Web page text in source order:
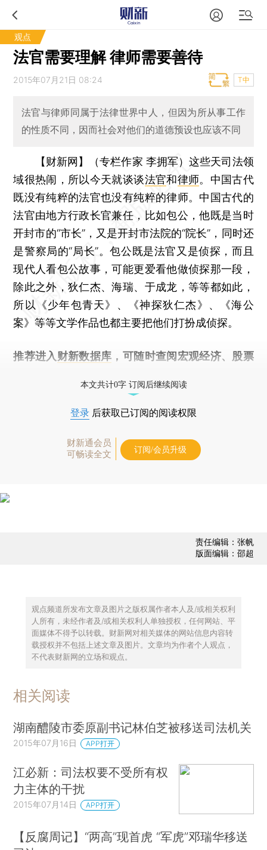
观点
法官需要理解 律师需要善待
2015年07月21日 08:24 T中
法官与律师同属于法律世界中人，但因为所从事工作
的性质不同，因而社会对他们的道德预设也应该不同
【财新网】（专栏作家 李拥军）这些天司法领
域很热闹，所以今天就谈谈法官和律师。中国古代
既没有纯粹的法官也没有纯粹的律师。中国古代的
法官由地方行政长官兼任，比如包公，他既是当时
开封市的“市长”，又是开封市法院的“院长”，同时还
是警察局的“局长”。包公既是法官又是侦探，而且
现代人看包公故事，可能更爱看他做侦探那一段，
除此之外，狄仁杰、海瑞、于成龙，等等都如此，
所以《少年包青天》、《神探狄仁杰》、《海公
案》等等文学作品也都主要把他们打扮成侦探。
推荐进入 财新数据库 ，可随时查阅宏观经济、股票
本文共计0字 订阅后继续阅读
登录 后获取已订阅的阅读权限
财新通会员
可畅读全文
订阅/会员升级
责任编辑：张帆
版面编辑：邵超
观点频道所发布文章及图片之版权属作者本人及/或相关权利
人所有，未经作者及/或相关权利人单独授权，任何网站、平
面媒体不得予以转载。财新网对相关媒体的网站信息内容转
载授权并不包括上述文章及图片。文章均为作者个人观点，
不代表财新网的立场和观点。
相关阅读
湖南醴陵市委原副书记林伯芝被移送司法机关
2015年07月16日 APP打开
江必新：司法权要不受所有权
力主体的干扰
2015年07月14日 APP打开
【反腐周记】“两高”现首虎 “军虎”邓瑞华移送